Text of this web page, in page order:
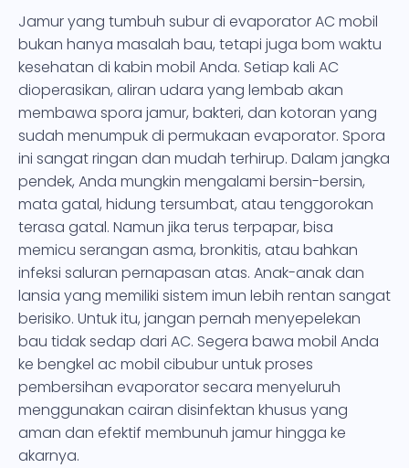
Jamur yang tumbuh subur di evaporator AC mobil
bukan hanya masalah bau, tetapi juga bom waktu
kesehatan di kabin mobil Anda. Setiap kali AC
dioperasikan, aliran udara yang lembab akan
membawa spora jamur, bakteri, dan kotoran yang
sudah menumpuk di permukaan evaporator. Spora
ini sangat ringan dan mudah terhirup. Dalam jangka
pendek, Anda mungkin mengalami bersin-bersin,
mata gatal, hidung tersumbat, atau tenggorokan
terasa gatal. Namun jika terus terpapar, bisa
memicu serangan asma, bronkitis, atau bahkan
infeksi saluran pernapasan atas. Anak-anak dan
lansia yang memiliki sistem imun lebih rentan sangat
berisiko. Untuk itu, jangan pernah menyepelekan
bau tidak sedap dari AC. Segera bawa mobil Anda
ke bengkel ac mobil cibubur untuk proses
pembersihan evaporator secara menyeluruh
menggunakan cairan disinfektan khusus yang
aman dan efektif membunuh jamur hingga ke
akarnya.